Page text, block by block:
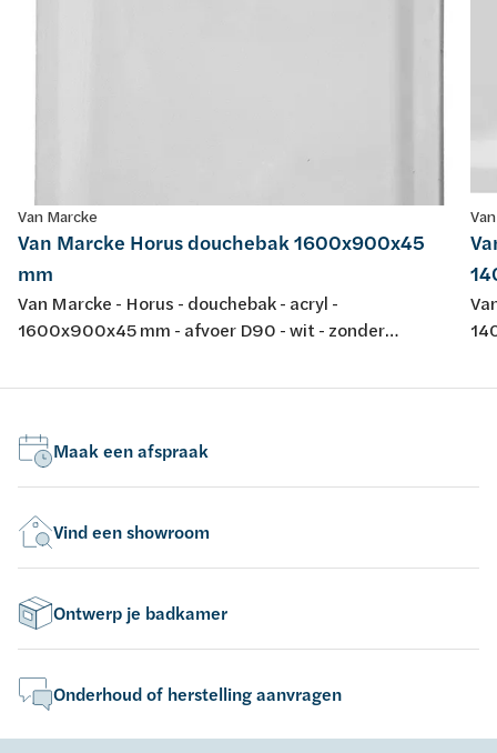
Van Marcke
Van Marcke Horus douchebak 1600x900x45
mm
Van Marcke - Horus - douchebak - acryl -
1600x900x45 mm - afvoer D90 - wit - zonder
EN 232 & EN 14516: 2010
Maak een afspraak
Vind een showroom
Ontwerp je badkamer
Onderhoud of herstelling aanvragen